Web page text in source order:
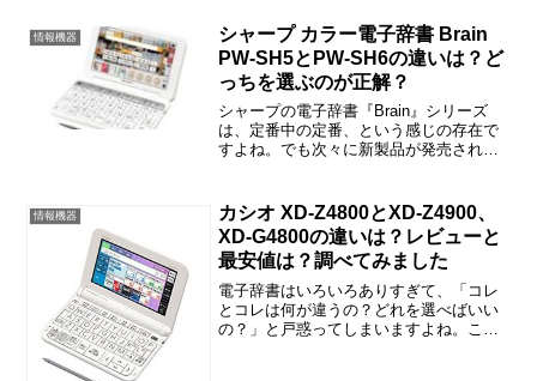
情報機器
シャープ カラー電子辞書 Brain
PW-SH5とPW-SH6の違いは？ど
っちを選ぶのが正解？
シャープの電子辞書『Brain』シリーズ
は、定番中の定番、という感じの存在で
すよね。でも次々に新製品が発売される
SH5とPW-SH6の違いや口コミ、価格情
報などをご紹...
情報機器
カシオ XD-Z4800とXD-Z4900、
XD-G4800の違いは？レビューと
最安値は？調べてみました
電子辞書はいろいろありすぎて、「コレ
とコレは何が違うの？どれを選べばいい
の？」と戸惑ってしまいますよね。この